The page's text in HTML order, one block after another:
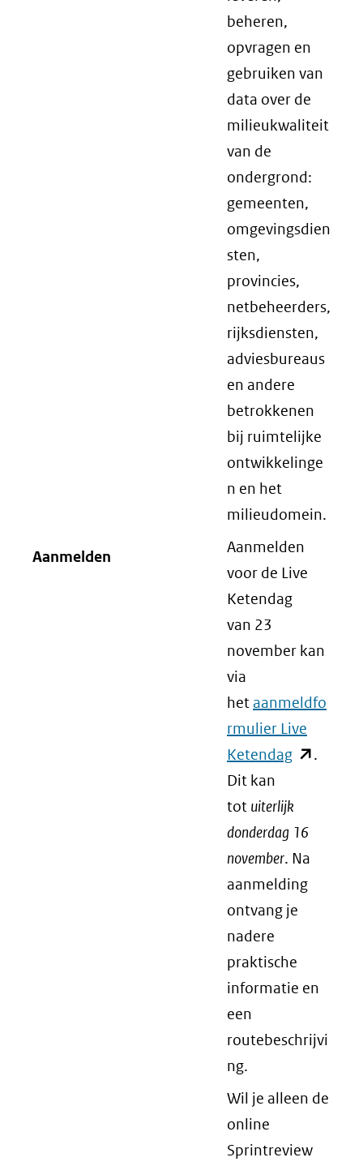
beheren,
opvragen en
gebruiken van
data over de
milieukwaliteit
van de
ondergrond:
gemeenten,
omgevingsdien
sten,
provincies,
netbeheerders,
rijksdiensten,
adviesbureaus
en andere
betrokkenen
bij ruimtelijke
ontwikkelinge
n en het
milieudomein.
Aanmelden
Aanmelden
voor de Live
Ketendag
van 23
november kan
via
het aanmeldfo
rmulier Live
Ketendag(opent
nieuw
venster)
(verwijst
naar
een
website)
.
Dit kan
tot uiterlijk
donderdag 16
november. Na
aanmelding
ontvang je
nadere
praktische
informatie en
een
routebeschrijvi
ng.
Wil je alleen de
online
Sprintreview